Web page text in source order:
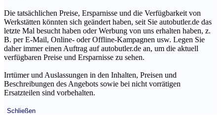
Die tatsächlichen Preise, Ersparnisse und die Verfügbarkeit von
Werkstätten könnten sich geändert haben, seit Sie autobutler.de das
letzte Mal besucht haben oder Werbung von uns erhalten haben, z.
B. per E-Mail, Online- oder Offline-Kampagnen usw. Legen Sie
daher immer einen Auftrag auf autobutler.de an, um die aktuell
verfügbaren Preise und Ersparnisse zu sehen.
Irrtümer und Auslassungen in den Inhalten, Preisen und
Beschreibungen des Angebots sowie bei nicht vorrätigen
Ersatzteilen sind vorbehalten.
Schließen